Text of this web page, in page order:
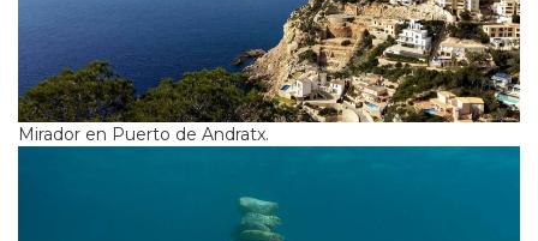
Mirador en Puerto de Andratx.